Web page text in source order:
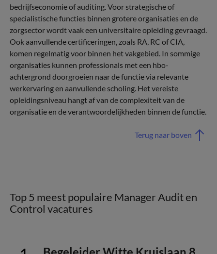
bedrijfseconomie of auditing. Voor strategische of
specialistische functies binnen grotere organisaties en de
zorgsector wordt vaak een universitaire opleiding gevraagd.
Ook aanvullende certificeringen, zoals RA, RC of CIA,
komen regelmatig voor binnen het vakgebied. In sommige
organisaties kunnen professionals met een hbo-
achtergrond doorgroeien naar de functie via relevante
werkervaring en aanvullende scholing. Het vereiste
opleidingsniveau hangt af van de complexiteit van de
organisatie en de verantwoordelijkheden binnen de functie.
Terug naar boven
Top 5 meest populaire Manager Audit en
Control vacatures